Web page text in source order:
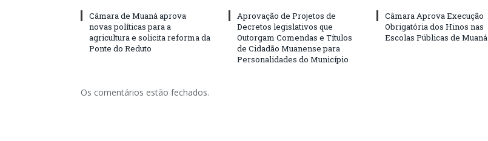
Câmara de Muaná aprova
novas políticas para a
agricultura e solicita reforma da
Ponte do Reduto
Aprovação de Projetos de
Decretos legislativos que
Outorgam Comendas e Títulos
de Cidadão Muanense para
Personalidades do Município
Câmara Aprova Execução
Obrigatória dos Hinos nas
Escolas Públicas de Muaná
Os comentários estão fechados.